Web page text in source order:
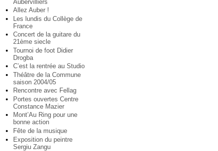
Aubervilliers
Allez Auber !
Les lundis du Collège de
France
Concert de la guitare du
21ème siecle
Tournoi de foot Didier
Drogba
C’est la rentrée au Studio
Théâtre de la Commune
saison 2004/05
Rencontre avec Fellag
Portes ouvertes Centre
Constance Mazier
Mont’Au Ring pour une
bonne action
Fête de la musique
Exposition du peintre
Sergiu Zangu